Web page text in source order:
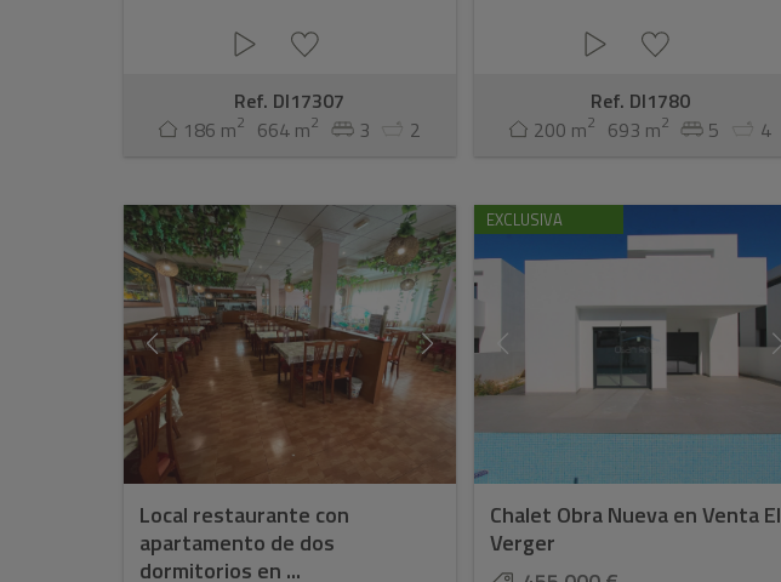
Ref. DI17307
186 m2 664 m2 3 2
Ref. DI1780
200 m2 693 m2 5 4
Local restaurante con
apartamento de dos
dormitorios en ...
EXCLUSIVA
Chalet Obra Nueva en Venta El
Verger